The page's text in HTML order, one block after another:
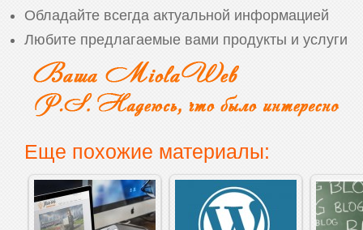
Обладайте всегда актуальной информацией
Любите предлагаемые вами продукты и услуги
Еще похожие материалы: